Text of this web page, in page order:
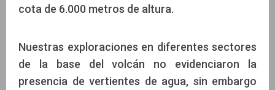
cota de 6.000 metros de altura.
Nuestras exploraciones en diferentes sectores
de la base del volcán no evidenciaron la
presencia de vertientes de agua, sin embargo